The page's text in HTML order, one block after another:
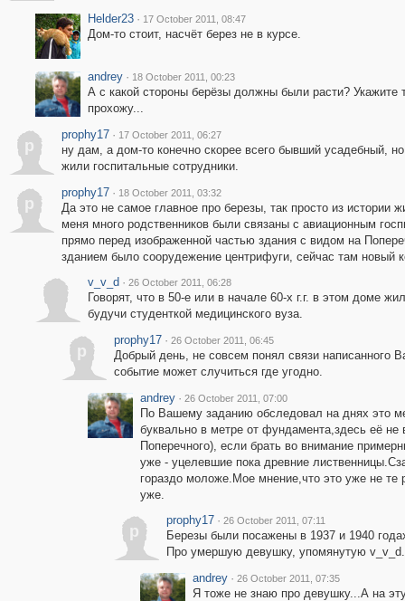
Helder23 · 17 October 2011, 08:47
Дом-то стоит, насчёт берез не в курсе.
andrey · 18 October 2011, 00:23
А с какой стороны берёзы должны были расти?
прохожу...
p
prophy17 · 17 October 2011, 06:27
ну дам, а дом-то конечно скорее всего бывший усадебный,
жили госпитальные сотрудники.
p
prophy17 · 18 October 2011, 03:32
Да это не самое главное про березы, так просто из истории
меня много родственников были связаны с авиационным
прямо перед изображенной частью здания с видом на
зданием было соорудежение центрифуги, сейчас там новый
v_v_d · 26 October 2011, 06:28
Говорят, что в 50-е или в начале 60-х г.г. в этом доме
будучи студенткой медицинского вуза.
p
prophy17 · 26 October 2011, 06:45
Добрый день, не совсем понял связи написанного
событие может случиться где угодно.
andrey · 26 October 2011, 07:00
По Вашему заданию обследовал на днях это
буквально в метре от фундамента,здесь её
Поперечного), если брать во внимание
уже - уцелевшие пока древние
гораздо моложе.Мое мнение,что это уже не
уже.
p
prophy17 · 26 October 2011, 07:11
Березы были посажены в 1937 и 1940
Про умершую девушку, упомянутую
andrey · 26 October 2011, 07:35
Я тоже не знаю про девушку...А на